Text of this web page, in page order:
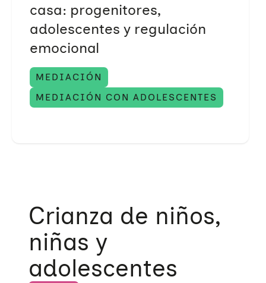
casa: progenitores,
adolescentes y regulación
emocional
MEDIACIÓN
MEDIACIÓN CON ADOLESCENTES
Crianza de niños,
niñas y
adolescentes